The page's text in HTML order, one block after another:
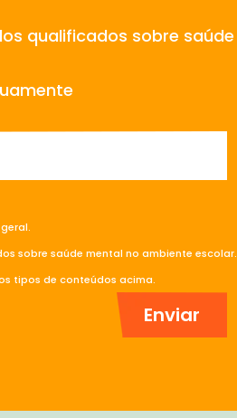
qualificados sobre saúde
sobre saúde mental no ambiente escolar.
tipos de conteúdos acima.